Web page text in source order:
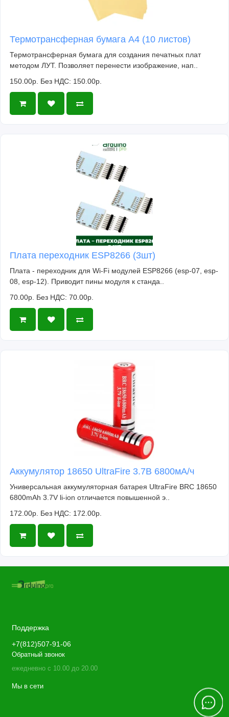
Термотрансферная бумага А4 (10 листов)
Термотрансферная бумага для создания печатных плат
методом ЛУТ. Позволяет перенести изображение, нап..
150.00р. Без НДС: 150.00р.
Плата переходник ESP8266 (3шт)
Плата - переходник для Wi-Fi модулей ESP8266 (esp-07, esp-
08, esp-12). Приводит пины модуля к станда..
70.00р. Без НДС: 70.00р.
Аккумулятор 18650 UltraFire 3.7В 6800мА/ч
Универсальная аккумуляторная батарея UltraFire BRC 18650
6800mAh 3.7V li-ion отличается повышенной э..
172.00р. Без НДС: 172.00р.
Поддержка
+7(812)507-91-06
Обратный звонок
ежедневно с 10.00 до 20.00
Мы в сети